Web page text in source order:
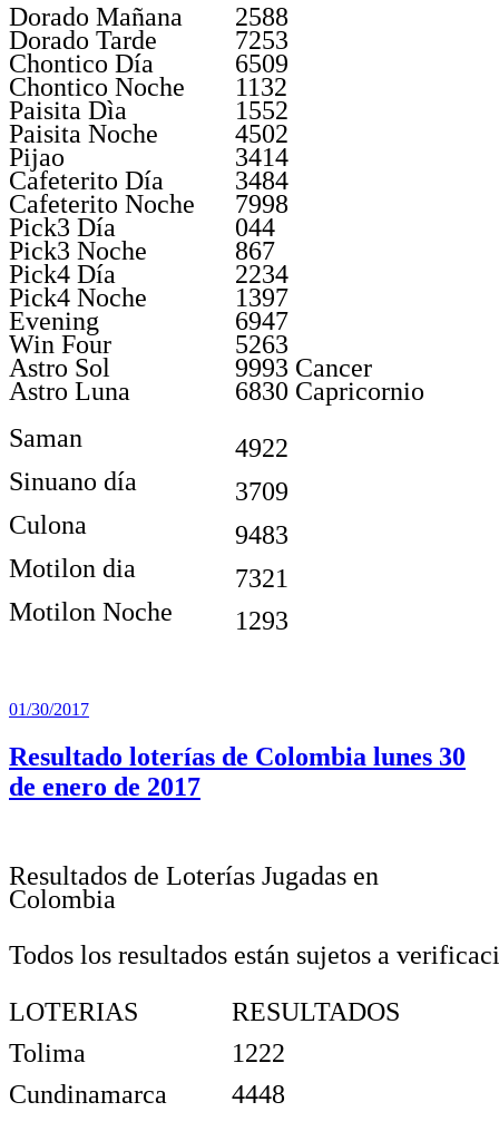
Dorado Mañana
2588
Dorado Tarde
7253
Chontico Día
6509
Chontico Noche
1132
Paisita Dìa
1552
Paisita Noche
4502
Pijao
3414
Cafeterito Día
3484
Cafeterito Noche
7998
Pick3 Día
044
Pick3 Noche
867
Pick4 Día
2234
Pick4 Noche
1397
Evening
6947
Win Four
5263
Astro Sol
9993 Cancer
Astro Luna
6830 Capricornio
Saman
Sinuano día
Culona
Motilon dia
Motilon Noche
4922
3709
9483
7321
1293
Publicado
01/30/2017
Resultado loterías de Colombia lunes 30
de enero de 2017
Resultados de Loterías Jugadas en
Colombia
Todos los resultados están sujetos a
LOTERIAS
RESULTADOS
Tolima
1222
Cundinamarca
4448